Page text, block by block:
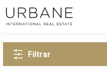
Filtrar